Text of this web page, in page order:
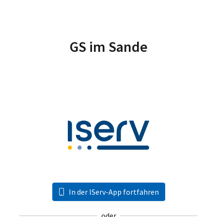
GS im Sande
In der IServ-App fortfahren